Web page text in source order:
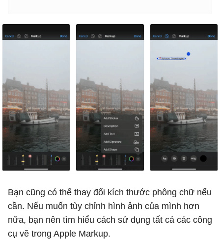
Bạn cũng có thể thay đổi kích thước phông chữ nếu
cần. Nếu muốn tùy chỉnh hình ảnh của mình hơn
nữa, bạn nên tìm hiểu cách sử dụng tất cả các công
cụ vẽ trong Apple Markup.